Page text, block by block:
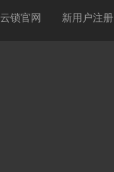
新用户注册
云锁官网